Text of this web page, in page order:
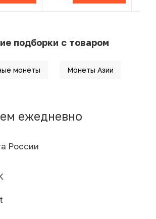
подборки с товаром
монеты Монеты Азии
ежедневно
России